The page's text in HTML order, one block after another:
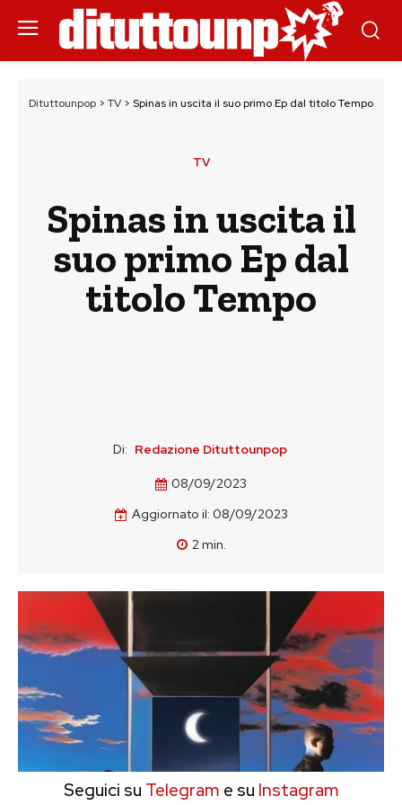
Dituttounpop > TV > Spinas in uscita il suo primo Ep dal titolo Tempo
TV
Spinas in uscita il
suo primo Ep dal
titolo Tempo
Di: Redazione Dituttounpop
08/09/2023
Aggiornato il: 08/09/2023
2min.
Seguici su Telegram e su Instagram